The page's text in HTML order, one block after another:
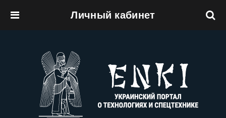
Личный кабинет